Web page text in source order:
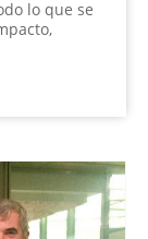
lo que se